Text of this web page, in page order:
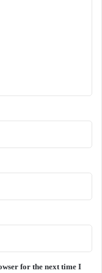
for the next time I